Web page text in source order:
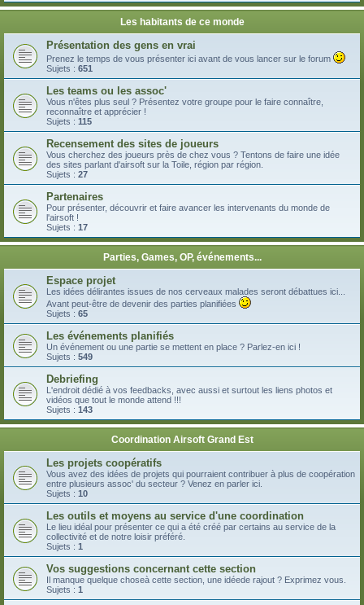
Les habitants de ce monde
Présentation des gens en vrai
Prenez le temps de vous présenter ici avant de vous lancer sur le forum
Sujets : 651
Les teams ou les assoc'
Vous n'êtes plus seul ? Présentez votre groupe pour le faire connaître,
reconnaître et apprécier !
Sujets : 115
Recensement des sites de joueurs
Vous cherchez des joueurs près de chez vous ? Tentons de faire une idée
des sites parlant d'airsoft sur la Toile, région par région.
Sujets : 27
Partenaires
Pour présenter, découvrir et faire avancer les intervenants du monde de
l'airsoft !
Sujets : 17
Parties, Games, OP, événements...
Espace projet
Les idées délirantes issues de nos cerveaux malades seront débattues ici...
Avant peut-être de devenir des parties planifiées
Sujets : 65
Les événements planifiés
Un événement ou une partie se mettent en place ? Parlez-en ici !
Sujets : 549
Debriefing
L'endroit dédié à vos feedbacks, avec aussi et surtout les liens photos et
vidéos que tout le monde attend !!!
Sujets : 143
Coordination Airsoft Grand Est
Les projets coopératifs
Vous avez des idées de projets qui pourraient contribuer à plus de coopération
entre plusieurs assoc' du secteur ? Venez en parler ici.
Sujets : 10
Les outils et moyens au service d'une coordination
Le lieu idéal pour présenter ce qui a été créé par certains au service de la
collectivité et de notre loisir préféré.
Sujets : 1
Vos suggestions concernant cette section
Il manque quelque choseà cette section, une idéede rajout ? Exprimez vous.
Sujets : 1